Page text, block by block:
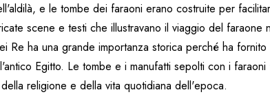
e le tombe dei faraoni erano costruite per
scene e testi che illustravano il viaggio del faraone
Re ha una grande importanza storica perché ha
Egitto. Le tombe e i manufatti sepolti con i
religione e della vita quotidiana dell'epoca.